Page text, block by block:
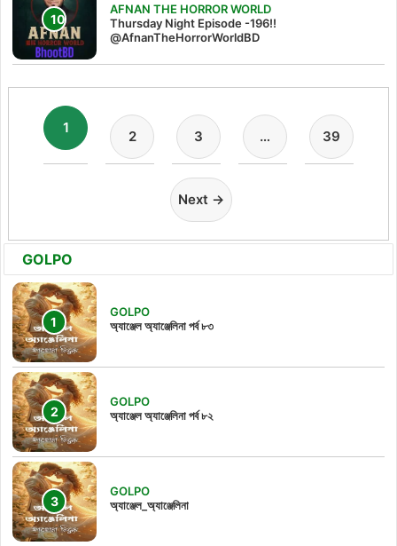
AFNAN THE HORROR WORLD
Thursday Night Episode -196!!
@AfnanTheHorrorWorldBD
1
2 3 … 39
Next →
GOLPO
GOLPO
অ্যাঞ্জেল অ্যাঞ্জেলিনা পর্ব ৮৩
GOLPO
অ্যাঞ্জেল অ্যাঞ্জেলিনা পর্ব ৮২
GOLPO
অ্যাঞ্জেল_অ্যাঞ্জেলিনা